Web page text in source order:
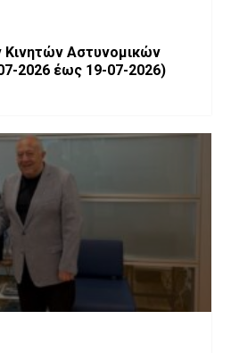
Κινητών Αστυνομικών
2026 έως 19-07-2026)